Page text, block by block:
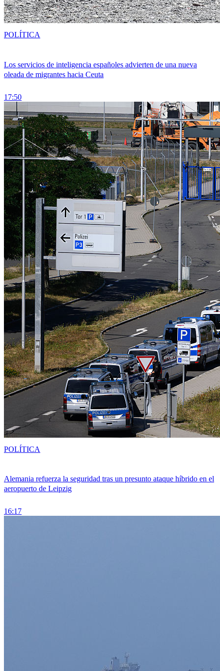
Los servicios de inteligencia españoles advierten de una nueva
oleada de migrantes hacia Ceuta
17:50
POLÍTICA
Alemania refuerza la seguridad tras un presunto ataque híbrido en el
aeropuerto de Leipzig
16:17
POLÍTICA